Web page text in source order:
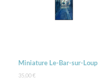
Miniature Le-Bar-sur-Loup
35,00€